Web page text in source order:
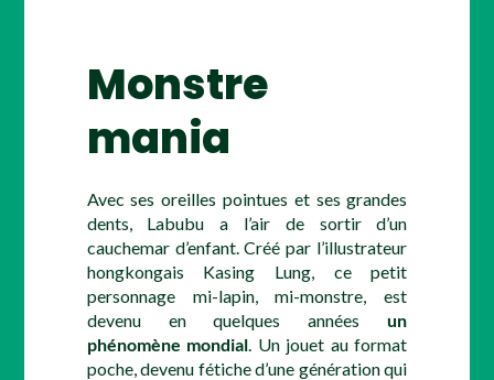
Monstre
mania
Avec ses oreilles pointues et ses grandes
dents, Labubu a l’air de sortir d’un
cauchemar d’enfant. Créé par l’illustrateur
hongkongais Kasing Lung, ce petit
personnage mi-lapin, mi-monstre, est
devenu en quelques annéesun
phénomène mondial. Un jouet au format
poche, devenu fétiche d’une génération qui